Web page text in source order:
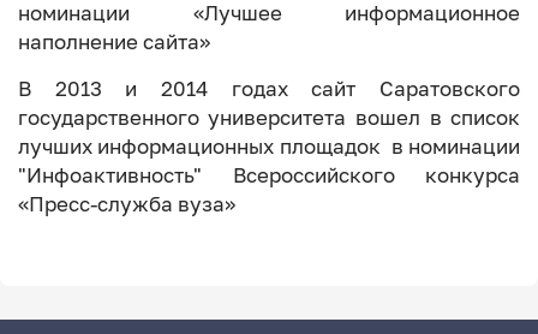
номинации «Лучшее информационное
наполнение сайта»
В 2013 и 2014 годах сайт Саратовского
государственного университета вошел в список
лучших информационных площадок в номинации
"Инфоактивность" Всероссийского конкурса
«Пресс-служба вуза»